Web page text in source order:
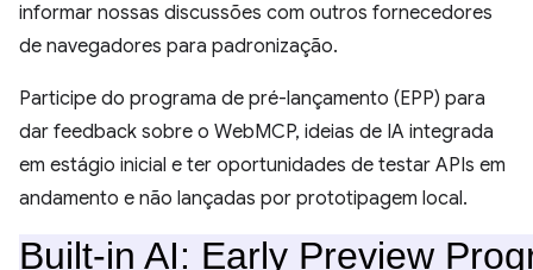
informar nossas discussões com outros fornecedores
de navegadores para padronização.
Participe do programa de pré-lançamento (EPP) para
dar feedback sobre o WebMCP, ideias de IA integrada
em estágio inicial e ter oportunidades de testar APIs em
andamento e não lançadas por prototipagem local.